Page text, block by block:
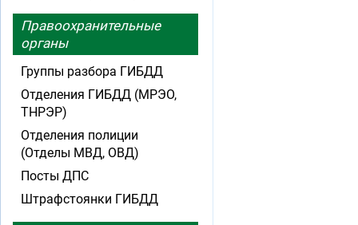
Правоохранительные
органы
Группы разбора ГИБДД
Отделения ГИБДД (МРЭО,
ТНРЭР)
Отделения полиции
(Отделы МВД, ОВД)
Посты ДПС
Штрафстоянки ГИБДД